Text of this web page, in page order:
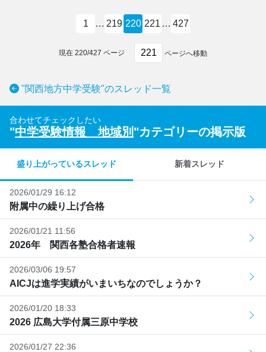
1 … 219 220 221 … 427
現在 220/427 ページ ページへ移動
"関西地方中学受験"のスレッド一覧
合わせてチェックしたい
"中学受験情報 地域別 "カテゴリーの掲示版
盛り上がっているスレッド 新着スレッド
2026/01/29 16:12
附属中の繰り上げ合格
2026/01/21 11:56
2026年 関西各塾合格者速報
2026/03/06 19:57
AICJは進学実績がいまいちなのでしょうか？
2026/01/20 18:33
2026 広島大学付属三原中学校
2026/01/27 22:36